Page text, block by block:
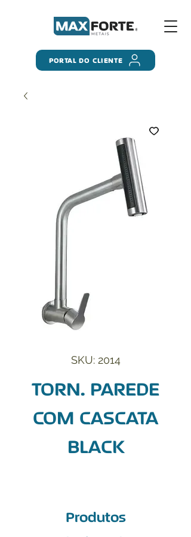
PORTAL DO CLIENTE
SKU: 2014
TORN. PAREDE
COM CASCATA
BLACK
Produtos